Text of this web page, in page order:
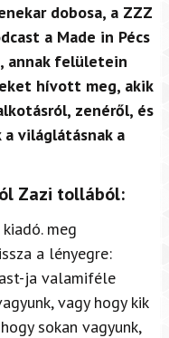
dobosa, a ZZZ
a Made in Pécs
annak felületein
hívott meg, akik
zenéről, és
világlátásnak a
Zazi tollából:
meg
a lényegre:
ja valamiféle
vagy hogy kik
sokan vagyunk,